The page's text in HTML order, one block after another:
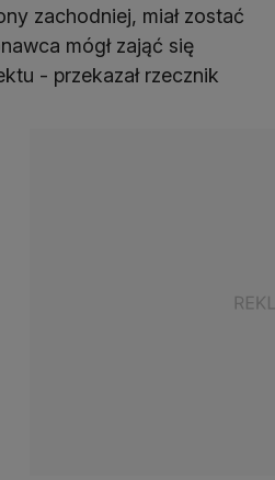
zachodniej, miał zostać
mógł zająć się
- przekazał rzecznik